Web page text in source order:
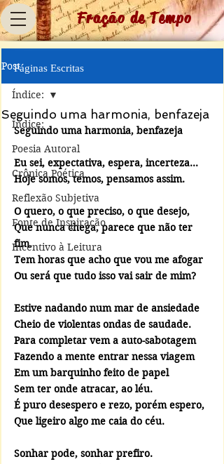
Fração de Tempo
Post
Índice:
Poesia Autoral
Crônica Poética
Reflexão Subjetiva
Fonte de Inspiração
Incentivo à Leitura
Índice:
Seguindo uma harmonia, benfazeja
Seguindo uma harmonia, benfazeja
Eu sei, expectativa, espera, incerteza...
Hoje somos, temos, pensamos assim.
O quero, o que preciso, o que desejo,
Que nunca chega, parece que não ter
fim.
Tem horas que acho que vou me afogar
Ou será que tudo isso vai sair de mim?
Estive nadando num mar de ansiedade
Cheio de violentas ondas de saudade.
Para completar vem a auto-sabotagem
Fazendo a mente entrar nessa viagem
Em um barquinho feito de papel
Sem ter onde atracar, ao léu.
É puro desespero e rezo, porém espero,
Que ligeiro algo me caia do céu.
Sonhar pode, sonhar prefiro.
Páginas Escritas